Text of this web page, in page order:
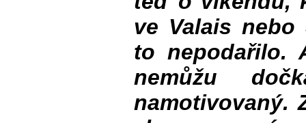
ve Valais nebo
to nepodařilo.
nemůžu
namotivovaný.